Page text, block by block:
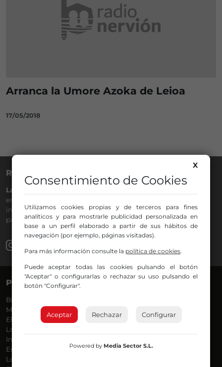
Arranca la Umore Azoka de Leioa
17/05/2018
RADIO NERVIÓN
La Gran Familia
emisora de Bilbao para todos los públicos, con Más Música,
información a menos cinco, deportes, tráfico y la
participación de los oyentes.
PROGRAMAS
Bilbosport
Más Música
El Madrugador
Lo Más Nuevo
Informativos
En Ruta
Locos por la Música
Dani
Endika
X
Consentimiento de Cookies
Utilizamos cookies propias y de terceros para fines
analíticos y para mostrarle publicidad personalizada en
base a un perfil elaborado a partir de sus hábitos de
navegación (por ejemplo, páginas visitadas).
Para más información consulte la política de cookies.
Puede aceptar todas las cookies pulsando el botón
"Aceptar" o configurarlas o rechazar su uso pulsando el
botón "Configurar".
Aceptar Rechazar Configurar
Powered by Media Sector S.L.